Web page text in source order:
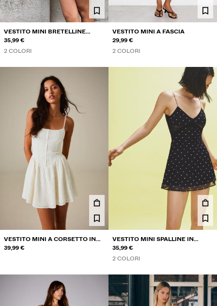
VESTITO MINI BRETELLINE
CORSETTO
35,99 €
2 COLORI
VESTITO MINI A FASCIA
29,99 €
2 COLORI
VESTITO MINI A CORSETTO IN
MISTO LINO
39,99 €
VESTITO MINI SPALLINE IN
TULLE
35,99 €
2 COLORI